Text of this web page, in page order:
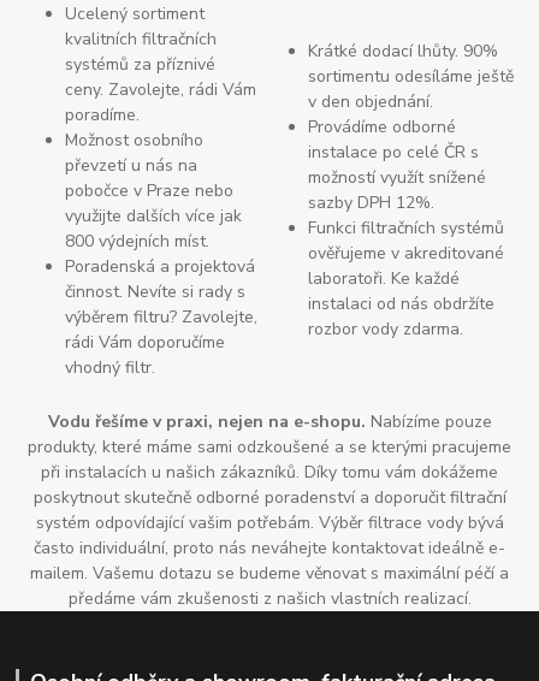
Ucelený sortiment
kvalitních filtračních
systémů za příznivé
ceny. Zavolejte, rádi Vám
poradíme.
Možnost osobního
převzetí u nás na
pobočce v Praze nebo
využijte dalších více jak
800 výdejních míst.
Poradenská a projektová
činnost. Nevíte si rady s
výběrem filtru? Zavolejte,
rádi Vám doporučíme
vhodný filtr.
Krátké dodací lhůty. 90%
sortimentu odesíláme ještě
v den objednání.
Provádíme odborné
instalace po celé ČR s
možností využít snížené
sazby DPH 12%.
Funkci filtračních systémů
ověřujeme v akreditované
laboratoři. Ke každé
instalaci od nás obdržíte
rozbor vody zdarma.
Vodu řešíme v praxi, nejen na e-shopu. Nabízíme pouze
produkty, které máme sami odzkoušené a se kterými pracujeme
při instalacích u našich zákazníků. Díky tomu vám dokážeme
poskytnout skutečně odborné poradenství a doporučit filtrační
systém odpovídající vašim potřebám. Výběr filtrace vody bývá
často individuální, proto nás neváhejte kontaktovat ideálně e-
mailem. Vašemu dotazu se budeme věnovat s maximální péčí a
předáme vám zkušenosti z našich vlastních realizací.